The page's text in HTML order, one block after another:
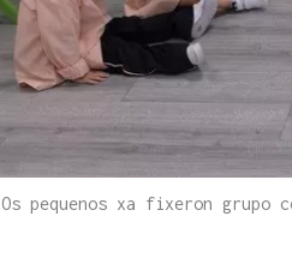
Os pequenos xa fixeron grupo